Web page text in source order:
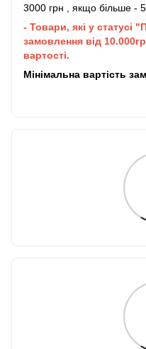
3000 грн , якщо більше -
- Товари, які у статусі
замовлення від
вартості.
Мінімальна вартість